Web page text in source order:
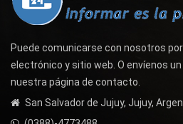
Puede comunicarse con nosotros
electrónico y sitio web. O envíenos
nuestra página de contacto.
San Salvador de Jujuy, Jujuy,